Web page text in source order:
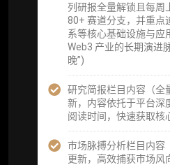
列研报全量解锁且每周
80+ 赛道分支，并重点
系等核心基础设施与应
Web3 产业的长期演进
晚”)
研究简报栏目内容（全
新，内容依托于平台深
阅读时间，快速获取核
市场脉搏分析栏目内容
更新，高效捕获市场风
机构增强研究包（在每
提供一页纸格局图、机
据集与定向持续追踪数
为可复用、可复核、可
定制化研究服务（1次
后，由业内享有盛誉的
重点研究方向前瞻栏目